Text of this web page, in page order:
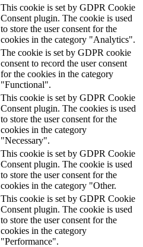
This cookie is set by GDPR Cookie
Consent plugin. The cookie is used
to store the user consent for the
cookies in the category "Analytics".
The cookie is set by GDPR cookie
consent to record the user consent
for the cookies in the category
"Functional".
This cookie is set by GDPR Cookie
Consent plugin. The cookies is used
to store the user consent for the
cookies in the category
"Necessary".
This cookie is set by GDPR Cookie
Consent plugin. The cookie is used
to store the user consent for the
cookies in the category "Other.
This cookie is set by GDPR Cookie
Consent plugin. The cookie is used
to store the user consent for the
cookies in the category
"Performance".